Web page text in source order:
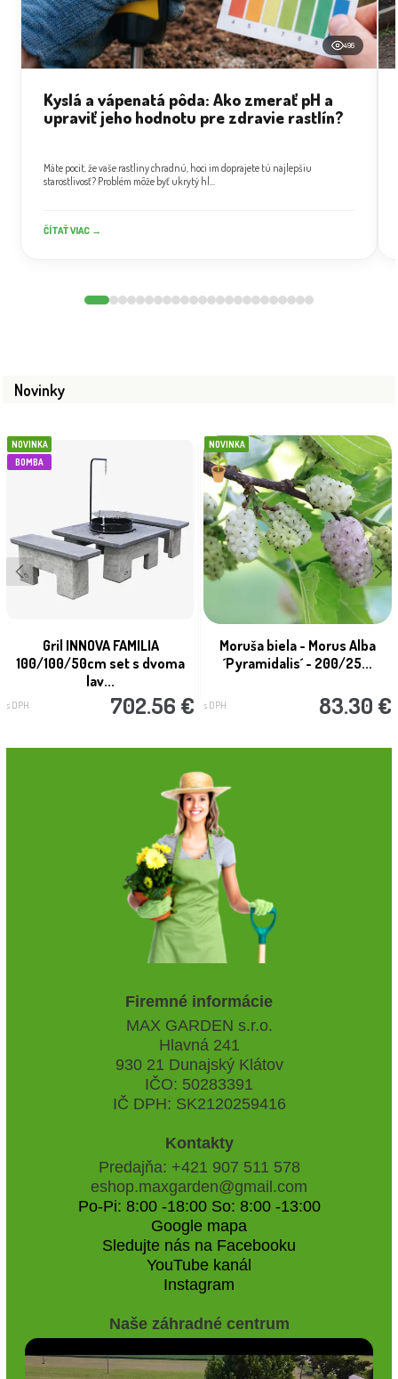
496
Kyslá a vápenatá pôda: Ako zmerať pH a
upraviť jeho hodnotu pre zdravie rastlín?
Máte pocit, že vaše rastliny chradnú, hoci im doprajete tú najlepšiu
starostlivosť? Problém môže byť ukrytý hl...
ČÍTAŤ VIAC →
Novinky
NOVINKA
BOMBA
Gril INNOVA FAMILIA
100/100/50cm set s dvoma
lav...
s DPH 702.56 €
NOVINKA
Moruša biela - Morus Alba
´Pyramidalis´ - 200/25...
s DPH 83.30 €
Firemné informácie
MAX GARDEN s.r.o.
Hlavná 241
930 21 Dunajský Klátov
IČO: 50283391
IČ DPH: SK2120259416
Kontakty
Predajňa: +421 907 511 578
eshop.maxgarden@gmail.com
Po-Pi: 8:00 -18:00 So: 8:00 -13:00
Google mapa
Sledujte nás na Facebooku
YouTube kanál
Instagram
Naše záhradné centrum